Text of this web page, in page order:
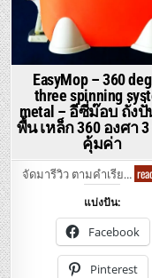
EasyMop – 360
three spinning
metal – อีซี่ม๊อบ ถั่ง
พื้น เหล็ก 360 องศา
คุ้มค่า
จัดมารีวิว ตามคำเรีย…
แบ่งปัน:
Facebook
Pinterest